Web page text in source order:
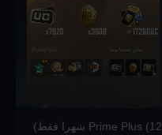
Loading...
Prime Plus (12 شهرا فقط)